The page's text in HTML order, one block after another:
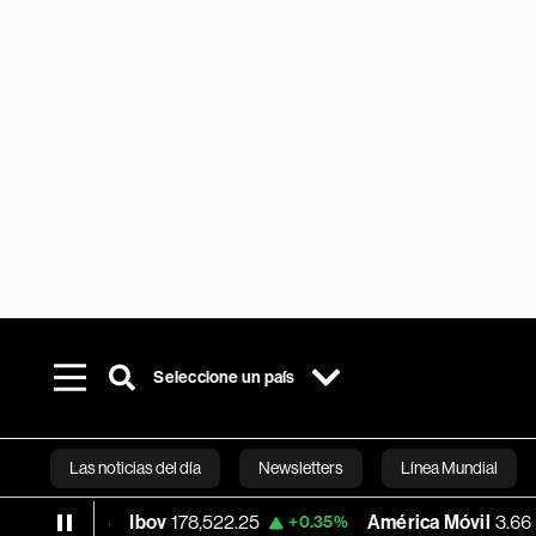
Seleccione un país
Las noticias del día Newsletters Línea Mundial
Bloomberg
Ibov 178,522.25 +0.35% América Móvil 3.66 -0.27%